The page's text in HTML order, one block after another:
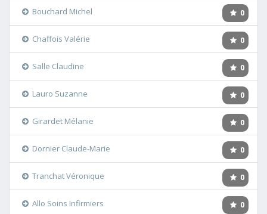
0
Bouchard Michel
0
Chaffois Valérie
0
Salle Claudine
0
Lauro Suzanne
0
Girardet Mélanie
0
Dornier Claude-Marie
0
Tranchat Véronique
0
Allo Soins Infirmiers